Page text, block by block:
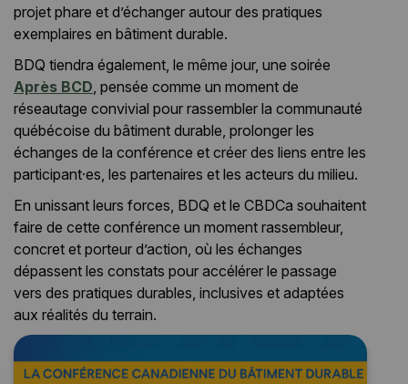
projet phare et d’échanger autour des pratiques
exemplaires en bâtiment durable.
BDQ tiendra également, le même jour, une soirée
Après BCD, pensée comme un moment de
réseautage convivial pour rassembler la communauté
québécoise du bâtiment durable, prolonger les
échanges de la conférence et créer des liens entre les
participant·es, les partenaires et les acteurs du milieu.
En unissant leurs forces, BDQ et le CBDCa souhaitent
faire de cette conférence un moment rassembleur,
concret et porteur d’action, où les échanges
dépassent les constats pour accélérer le passage
vers des pratiques durables, inclusives et adaptées
aux réalités du terrain.